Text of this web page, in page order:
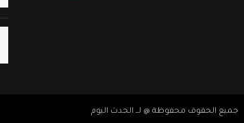
جميع الحفوف محفوظة @ لــ الحدث اليوم